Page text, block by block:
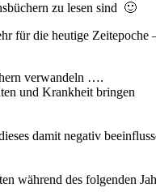
zu lesen sind 🙂
für die heutige
verwandeln ….
und Krankheit bringen
damit negativ
während des folgenden